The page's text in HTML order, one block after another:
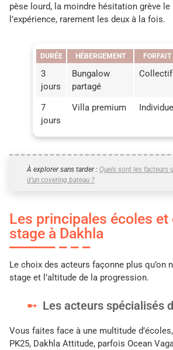
pèse lourd, la moindre hésitation grève le
l’expérience, rarement les deux à la fois.
DURÉE HÉBERGEMENT FORFAIT
3
jours
Bungalow
partagé
Collectif
7
jours
Villa premium Individuel
À explorer sans tarder : Quels sont les facteurs
d’un covering bateau ?
Les principales écoles
stage à Dakhla
Le choix des acteurs façonne plus qu’on
stage et l’altitude de la progression.
Les acteurs spécialisés
Vous faites face à une multitude
PK25, Dakhla Attitude, parfois Ocean